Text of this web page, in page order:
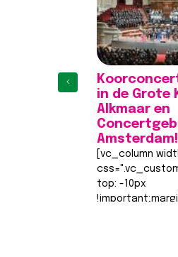
in de Grote
Alkmaar en
Amsterdam!
[vc_column
top: -10px
‹